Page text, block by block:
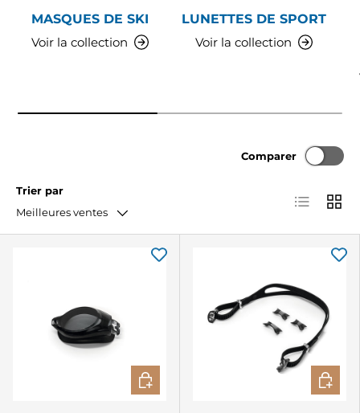
MASQUES DE SKI
Voir la collection
LUNETTES DE SPORT
Voir la collection
Trier par
Meilleures ventes
Comparer
Liste Grille
CHOISIR LES OPTIONS